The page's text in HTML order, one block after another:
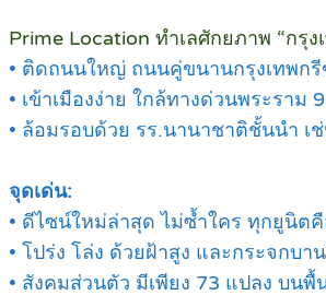
Prime Location ทำเลศักยภาพ “กรุ
• ติดถนนใหญ่ ถนนคู่ขนานกรุงเทพก
• เข้าเมืองง่าย ใกล้ทางด่วนพระราม
• ล้อมรอบด้วย รร.นานาชาติชั้นนำ
จุดเด่น:
• ดีไซน์ใหม่ล่าสุด ไม่ซ้ำใคร ทุกยูนิ
• โปร่ง โล่ง ด้วยฝ้าสูง และกระจกบ
• สังคมส่วนตัว มีเพียง 73 แปลง บนพื้